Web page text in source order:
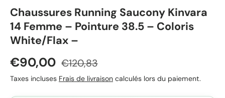
Chaussures Running Saucony Kinvara
14 Femme – Pointure 38.5 – Coloris
White/Flax –
Prix soldé
€90,00 Prix habituel
€120,83
Taxes incluses Frais de livraison calculés lors du paiement.